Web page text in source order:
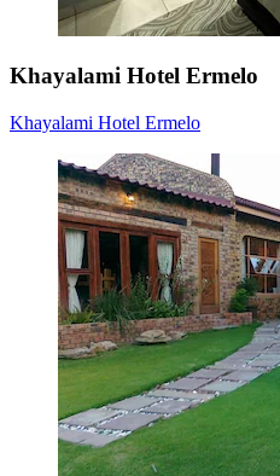
Khayalami Hotel Ermelo
Khayalami Hotel Ermelo